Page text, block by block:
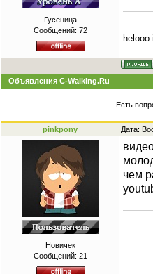
Гусеница
Сообщений: 72
helooo
Объявления C-Walking.Ru
Есть
pinkpony Дата:
Новичек
Сообщений: 21
чем